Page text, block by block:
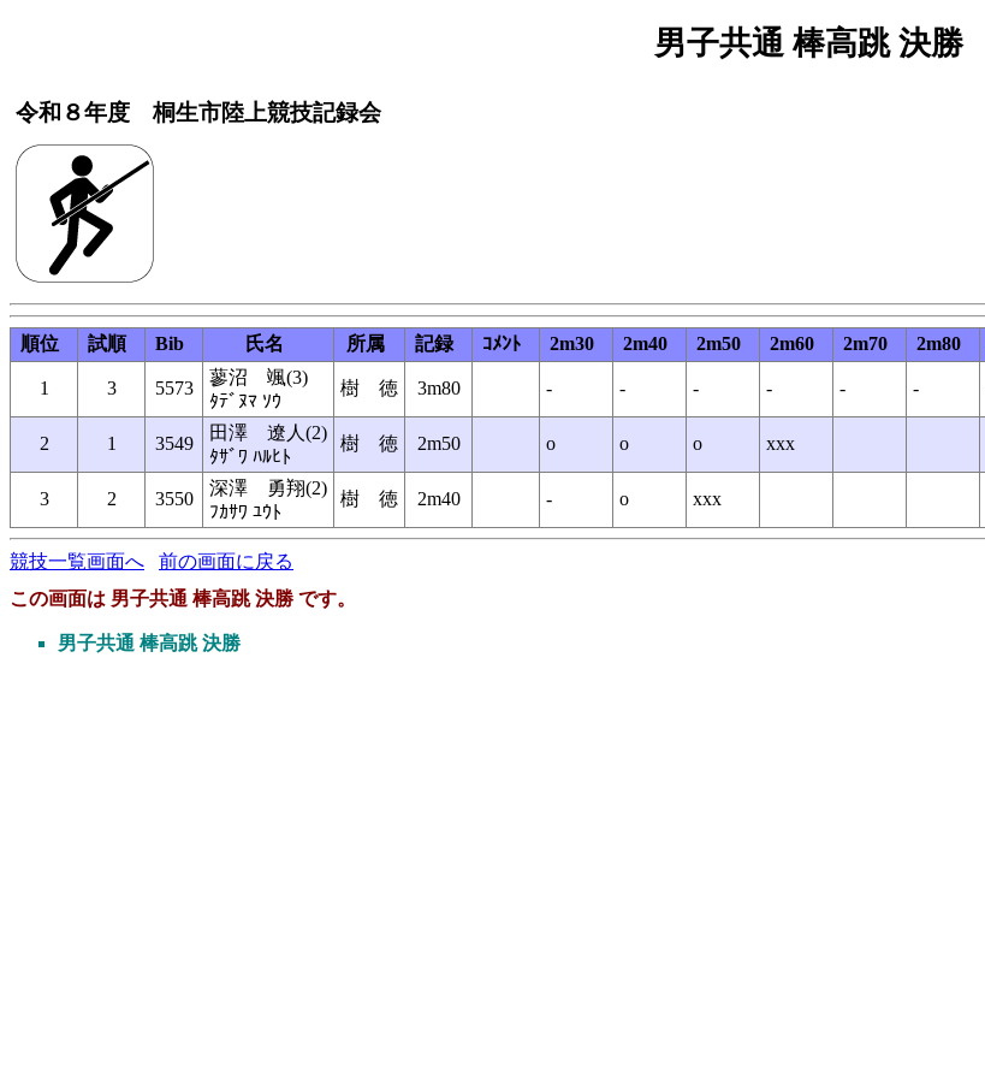
男子共通 棒高跳 決勝
令和８年度 桐生市陸上競技記録会
順位 試順 Bib 氏名 所属 記録 ｺﾒﾝﾄ 2m30 2m40 2m50 2m60 2m70 2m80
1 3 5573
蓼沼 颯(3)
ﾀﾃﾞﾇﾏ ｿｳ
樹 徳 3m80 - - - - - -
2 1 3549
田澤 遼人(2)
ﾀｻﾞﾜ ﾊﾙﾋﾄ
樹 徳 2m50 o o o xxx
3 2 3550
深澤 勇翔(2)
ﾌｶｻﾜ ﾕｳﾄ
樹 徳 2m40 - o xxx
競技一覧画面へ
前の画面に戻る
この画面は 男子共通 棒高跳 決勝 です。
男子共通 棒高跳 決勝